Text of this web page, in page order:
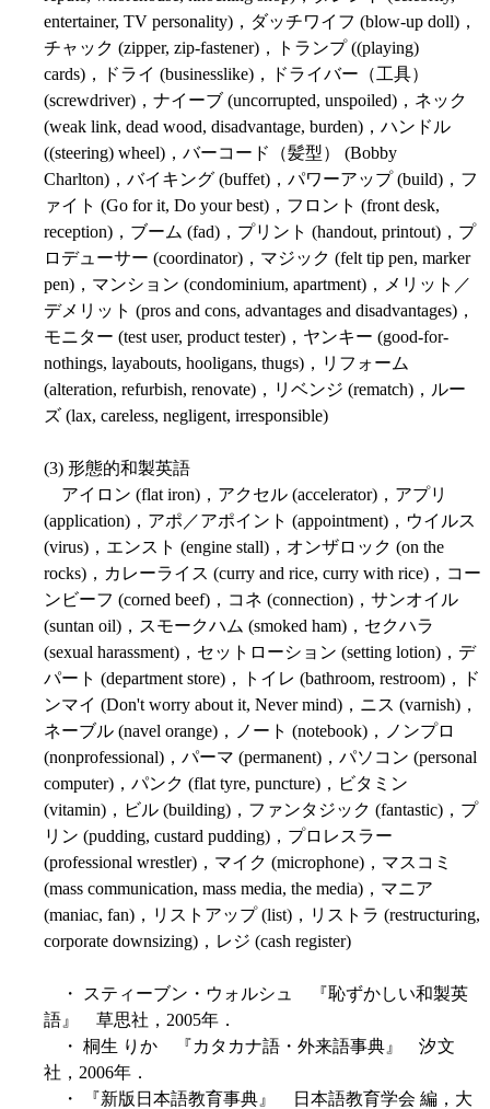
entertainer, TV personality)，ダッチワイフ (blow-up doll)，
チャック (zipper, zip-fastener)，トランプ ((playing)
cards)，ドライ (businesslike)，ドライバー（工具）
(screwdriver)，ナイーブ (uncorrupted, unspoiled)，ネック
(weak link, dead wood, disadvantage, burden)，ハンドル
((steering) wheel)，バーコード（髪型） (Bobby
Charlton)，バイキング (buffet)，パワーアップ (build)，フ
ァイト (Go for it, Do your best)，フロント (front desk,
reception)，ブーム (fad)，プリント (handout, printout)，プ
ロデューサー (coordinator)，マジック (felt tip pen, marker
pen)，マンション (condominium, apartment)，メリット／
デメリット (pros and cons, advantages and disadvantages)，
モニター (test user, product tester)，ヤンキー (good-for-
nothings, layabouts, hooligans, thugs)，リフォーム
(alteration, refurbish, renovate)，リベンジ (rematch)，ルー
ズ (lax, careless, negligent, irresponsible)
(3) 形態的和製英語
アイロン (flat iron)，アクセル (accelerator)，アプリ
(application)，アポ／アポイント (appointment)，ウイルス
(virus)，エンスト (engine stall)，オンザロック (on the
rocks)，カレーライス (curry and rice, curry with rice)，コー
ンビーフ (corned beef)，コネ (connection)，サンオイル
(suntan oil)，スモークハム (smoked ham)，セクハラ
(sexual harassment)，セットローション (setting lotion)，デ
パート (department store)，トイレ (bathroom, restroom)，ド
ンマイ (Don't worry about it, Never mind)，ニス (varnish)，
ネーブル (navel orange)，ノート (notebook)，ノンプロ
(nonprofessional)，パーマ (permanent)，パソコン (personal
computer)，パンク (flat tyre, puncture)，ビタミン
(vitamin)，ビル (building)，ファンタジック (fantastic)，プ
リン (pudding, custard pudding)，プロレスラー
(professional wrestler)，マイク (microphone)，マスコミ
(mass communication, mass media, the media)，マニア
(maniac, fan)，リストアップ (list)，リストラ (restructuring,
corporate downsizing)，レジ (cash register)
・ スティーブン・ウォルシュ 『恥ずかしい和製英
語』 草思社，2005年．
・ 桐生 りか 『カタカナ語・外来語事典』 汐文
社，2006年．
・ 『新版日本語教育事典』 日本語教育学会 編，大